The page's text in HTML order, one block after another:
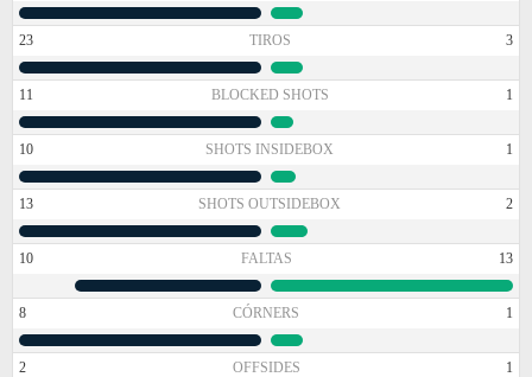
23 TIROS 3
11 BLOCKED SHOTS 1
10 SHOTS INSIDEBOX 1
13 SHOTS OUTSIDEBOX 2
10 FALTAS 13
8 CÓRNERS 1
2 OFFSIDES 1